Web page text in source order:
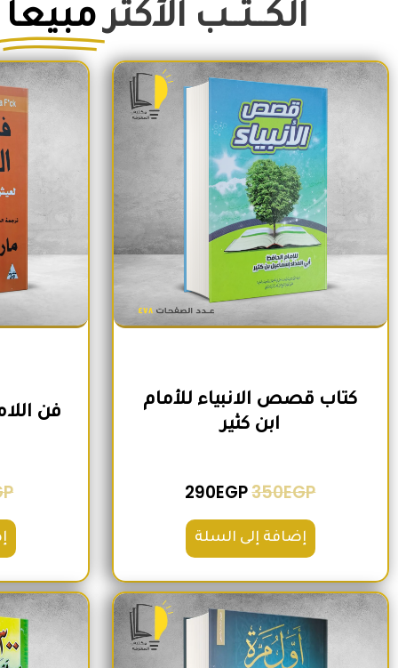
الكــتــب الأكثر مبيعاً
كتاب قصص الانبياء للأمام
ابن كثير
350EGP
السعر الأصلي هو: 350EGP.
290EGP
السعر الحالي هو: 290EGP.
إضافة إلى السلة
فن
السعر الأصلي هو: 220EGP.
السعر الحالي هو: 185EGP.